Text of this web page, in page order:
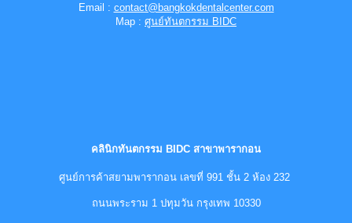
Email : contact@bangkokdentalcenter.com
Map : ศูนย์ทันตกรรม BIDC
คลินิกทันตกรรม BIDC สาขาพารากอน
ศูนย์การค้าสยามพารากอน เลขที่ 991 ชั้น 2 ห้อง 232
ถนนพระราม 1 ปทุมวัน กรุงเทพ 10330